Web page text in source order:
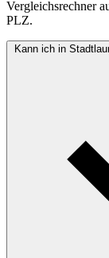
Vergleichsrechner
PLZ.
Kann ich in